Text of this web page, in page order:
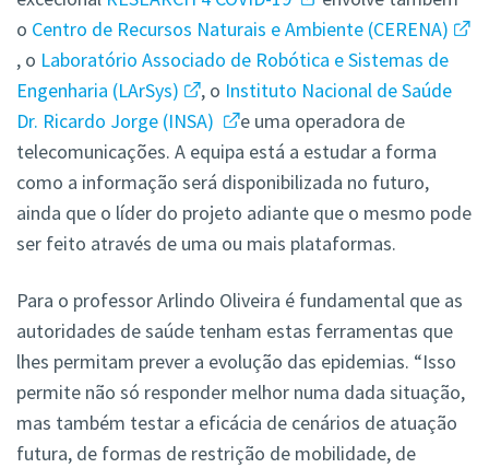
o Centro de Recursos Naturais e Ambiente (CERENA)
, o Laboratório Associado de Robótica e Sistemas de
Engenharia (LArSys) , o Instituto Nacional de Saúde
Dr. Ricardo Jorge (INSA)
e uma operadora de
telecomunicações. A equipa está a estudar a forma
como a informação será disponibilizada no futuro,
ainda que o líder do projeto adiante que o mesmo pode
ser feito através de uma ou mais plataformas.
Para o professor Arlindo Oliveira é fundamental que as
autoridades de saúde tenham estas ferramentas que
lhes permitam prever a evolução das epidemias. “Isso
permite não só responder melhor numa dada situação,
mas também testar a eficácia de cenários de atuação
futura, de formas de restrição de mobilidade, de